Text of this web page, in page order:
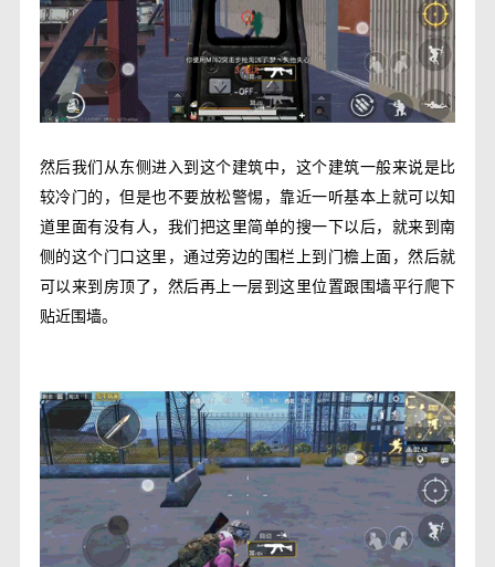
然后我们从东侧进入到这个建筑中，这个建筑一般来说是比
较冷门的，但是也不要放松警惕，靠近一听基本上就可以知
道里面有没有人，我们把这里简单的搜一下以后，就来到南
侧的这个门口这里，通过旁边的围栏上到门檐上面，然后就
可以来到房顶了，然后再上一层到这里位置跟围墙平行爬下
贴近围墙。